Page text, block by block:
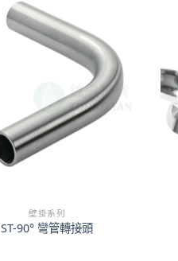
壁掛系列
ST-90° 彎管轉接頭